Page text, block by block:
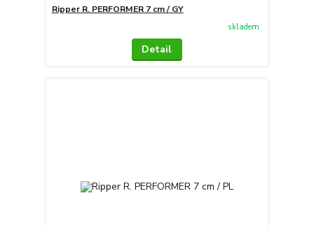
Ripper R. PERFORMER 7 cm / GY
skladem
Detail